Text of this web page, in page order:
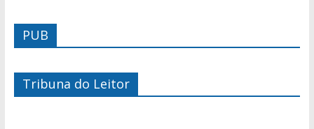
PUB
Tribuna do Leitor